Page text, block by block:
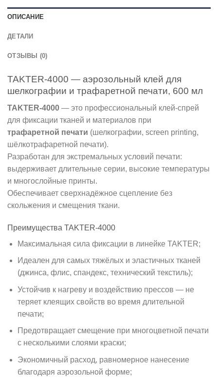
ОПИСАНИЕ
ДЕТАЛИ
ОТЗЫВЫ (0)
TAKTER-4000 — аэрозольный клей для
шелкографии и трафаретной печати, 600 мл
TAKTER-4000 — это профессиональный клей-спрей
для фиксации тканей и материалов при
трафаретной печати (шелкографии, screen printing,
шёлкотрафаретной печати).
Разработан для экстремальных условий печати:
выдерживает длительные серии, высокие температуры
и многослойные принты.
Обеспечивает сверхнадёжное сцепление без
скольжения и смещения ткани.
Преимущества TAKTER-4000
Максимальная сила фиксации в линейке TAKTER;
Идеален для самых тяжёлых и эластичных тканей
(джинса, флис, спандекс, технический текстиль);
Устойчив к нагреву и воздействию прессов — не
теряет клеящих свойств во время длительной
печати;
Предотвращает смещение при многоцветной печати
с несколькими слоями краски;
Экономичный расход, равномерное нанесение
благодаря аэрозольной форме;